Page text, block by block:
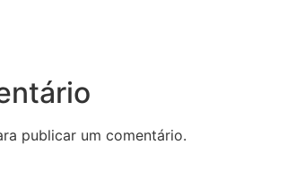
publicar um comentário.